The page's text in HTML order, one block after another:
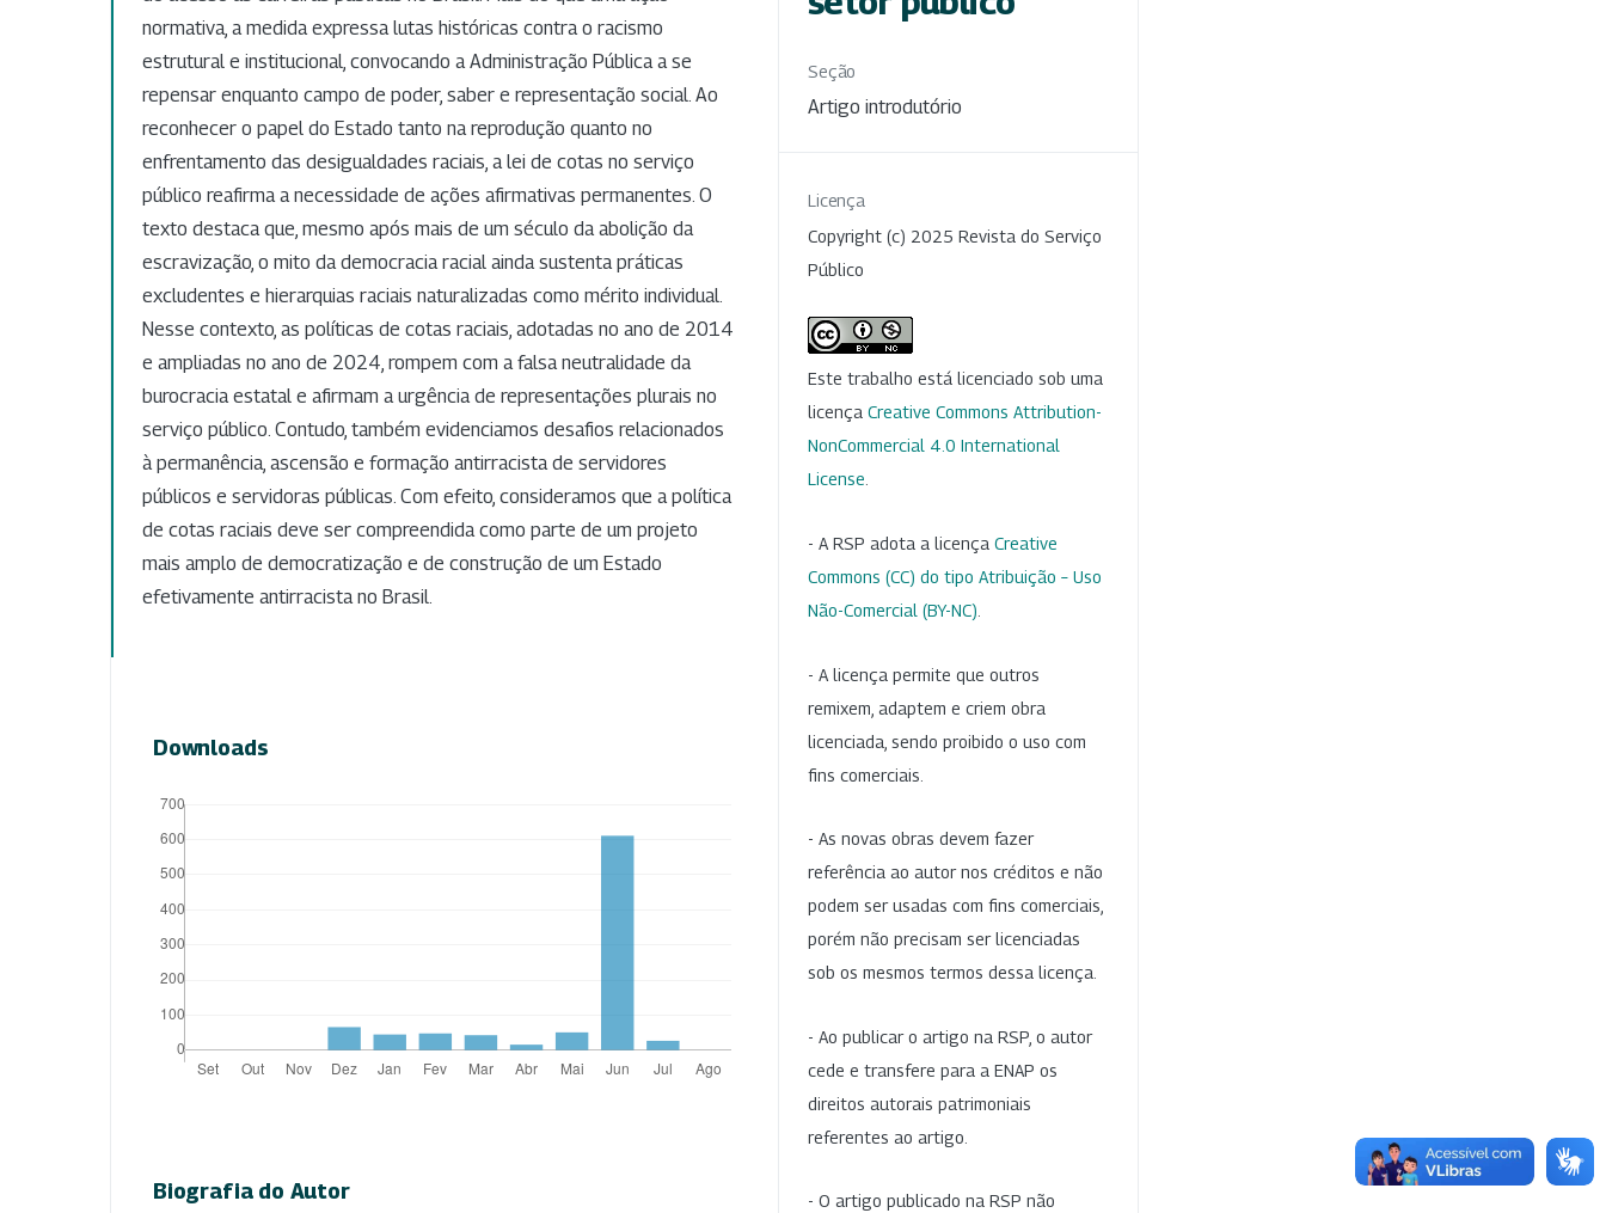
normativa, a medida expressa lutas históricas contra o racismo
estrutural e institucional, convocando a Administração Pública a se
repensar enquanto campo de poder, saber e representação social. Ao
reconhecer o papel do Estado tanto na reprodução quanto no
enfrentamento das desigualdades raciais, a lei de cotas no serviço
público reafirma a necessidade de ações afirmativas permanentes. O
texto destaca que, mesmo após mais de um século da abolição da
escravização, o mito da democracia racial ainda sustenta práticas
excludentes e hierarquias raciais naturalizadas como mérito individual.
Nesse contexto, as políticas de cotas raciais, adotadas no ano de 2014
e ampliadas no ano de 2024, rompem com a falsa neutralidade da
burocracia estatal e afirmam a urgência de representações plurais no
serviço público. Contudo, também evidenciamos desafios relacionados
à permanência, ascensão e formação antirracista de servidores
públicos e servidoras públicas. Com efeito, consideramos que a política
de cotas raciais deve ser compreendida como parte de um projeto
mais amplo de democratização e de construção de um Estado
efetivamente antirracista no Brasil.
Downloads
Biografia do Autor
Seção
Artigo introdutório
Licença
Copyright (c) 2025 Revista do Serviço
Público
Este trabalho está licenciado sob uma
licença Creative Commons Attribution-
NonCommercial 4.0 International
License
- A RSP adota a licença Creative
Commons (CC) do tipo Atribuição – Uso
Não-Comercial (BY-NC)
- A licença permite que outros
remixem, adaptem e criem obra
licenciada, sendo proibido o uso com
fins comerciais.
- As novas obras devem fazer
referência ao autor nos créditos e não
podem ser usadas com fins comerciais,
porém não precisam ser licenciadas
sob os mesmos termos dessa licença.
- Ao publicar o artigo na RSP, o autor
cede e transfere para a ENAP os
direitos autorais patrimoniais
referentes ao artigo.
- O artigo publicado na RSP não